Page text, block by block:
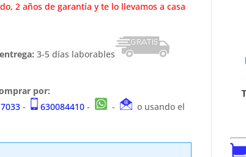
2 años de garantía y te lo llevamos a casa
3-5 días laborables
por:
- 630084410- -
o usando el